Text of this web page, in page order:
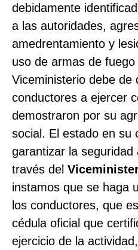
debidamente
a las autoridades,
amedrentamiento y
uso de armas de
Viceministerio debe de
conductores a ejercer
demostraron por su
social. El estado en su
garantizar la
través del
instamos que se haga
los conductores, que
cédula oficial que
ejercicio de la